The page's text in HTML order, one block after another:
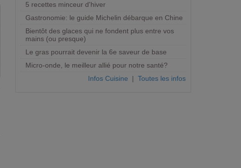
5 recettes minceur d'hiver
Gastronomie: le guide Michelin débarque en Chine
Bientôt des glaces qui ne fondent plus entre vos
mains (ou presque)
Le gras pourrait devenir la 6e saveur de base
Micro-onde, le meilleur allié pour notre santé?
Infos Cuisine | Toutes les infos